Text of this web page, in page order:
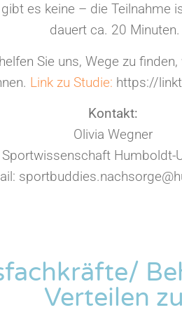
es keine – die
dauert ca. 20 Minuten.
Sie uns, Wege zu
Link zu Studie: https://
Kontakt:
Olivia Wegner
Humboldt-
Verteilen